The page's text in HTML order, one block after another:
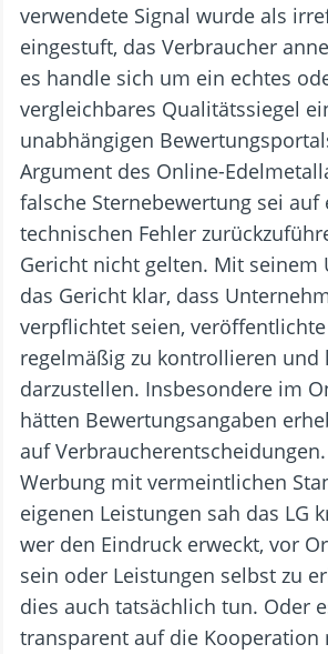
verwendete Signal wurde als
eingestuft, das Verbraucher
es handle sich um ein echtes
vergleichbares Qualitätssiegel
unabhängigen
Argument des Online-
falsche Sternebewertung sei auf
technischen Fehler
Gericht nicht gelten. Mit seinem
das Gericht klar, dass
verpflichtet seien,
regelmäßig zu kontrollieren und
darzustellen. Insbesondere im
hätten Bewertungsangaben
auf
Werbung mit vermeintlichen
eigenen Leistungen sah das LG
wer den Eindruck erweckt, vor
sein oder Leistungen selbst zu
dies auch tatsächlich tun. Oder
transparent auf die Kooperation